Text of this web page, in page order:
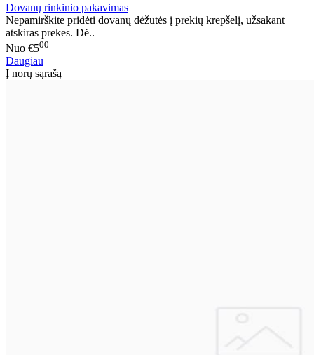
Dovanų rinkinio pakavimas
Nepamirškite pridėti dovanų dėžutės į prekių krepšelį, užsakant
atskiras prekes. Dė..
Nuo €500
Daugiau
Į norų sąrašą